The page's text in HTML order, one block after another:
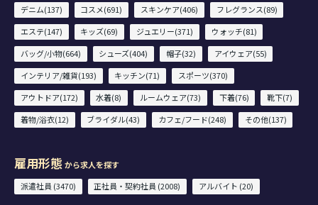
デニム(137)
コスメ(691) スキンケア(406)
フレグランス(89)
エステ(147)
キッズ(69) ジュエリー(371)
ウォッチ(81)
バッグ/小物(664)
シューズ(404) 帽子(32)
アイウェア(55)
インテリア/雑貨(193)
キッチン(71)
スポーツ(370)
アウトドア(172)
水着(8) ルームウェア(73) 下着(76)
靴下(7)
着物/浴衣(12)
ブライダル(43) カフェ/フード(248) その他(137)
雇用形態 から求人を探す
派遣社員 (3470)
正社員・契約社員 (2008) アルバイト (20)